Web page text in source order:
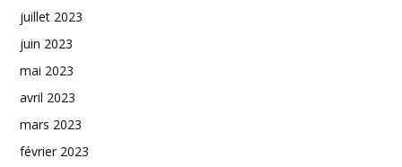
juillet 2023
juin 2023
mai 2023
avril 2023
mars 2023
février 2023